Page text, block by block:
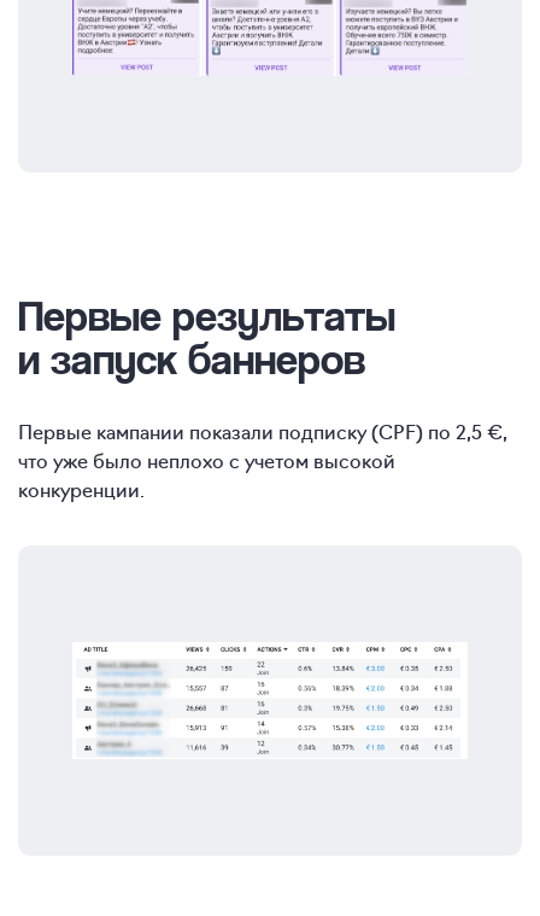
Первые результаты
и запуск баннеров
Первые кампании показали подписку (CPF) по 2,5 €,
что уже было неплохо с учетом высокой
конкуренции.